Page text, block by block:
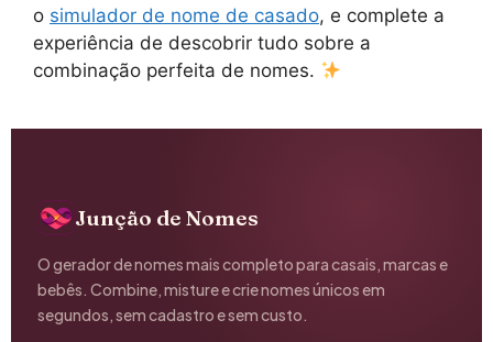
o simulador de nome de casado, e complete a
experiência de descobrir tudo sobre a
combinação perfeita de nomes.
Junção de Nomes
O gerador de nomes mais completo para casais, marcas e
bebês. Combine, misture e crie nomes únicos em
segundos, sem cadastro e sem custo.